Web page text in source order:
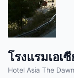
โรงแรมเอเ
Hotel Asia The Dawn